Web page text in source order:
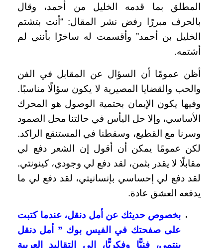
المطلق بما قدمه الخليل من أحمد، وقال
بالحرف مبررًا رفض نشر المقال: “أنت بتشتم
الخليل بن أحمد” وأقسمت له ساخرًا بأنني لم
أشتمه.
أظن عمومًا أن السؤال عن المقابل في الفن
والحب والقضايا المصيرية لا يكون سؤالًا مناسبًا.
وفيها يكون الإيمان بحتمية الوصول هو المحرك
الأساسي، وإلا حل اليأس في حالتنا محل الصمود
وسرنا مع القطيع، وسقطنا في المستنقع الراكد.
لكن عمومًا يمكن أن أقول إن الشعر دفع لي
مقابلًا لا يقدر بثمن، لقد دفع لي وجودي، كينونتي.
لقد دفع لي إحساسي بإنسانيتي، لقد دفع لي ما
يدفعه العشق عادة.
بخصوص حديثك عن أمل دنقل، عندما كتبت
على صفحتك في الفيس بوك ” أمل دنقل
ينتمي، فنيًّا وفكريًّا، إلى التقاليد العربية